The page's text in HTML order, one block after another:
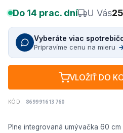
Plne integrovaná umývačka 60 cm
Do 14 prac. dní U Vás
Vyberáte viac
Pripravíme cenu na mieru
VLOŽIŤ DO
KÓD: 869991613760